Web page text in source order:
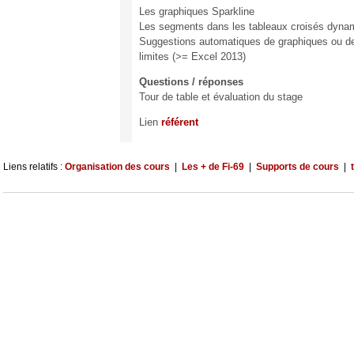
Les graphiques Sparkline
Les segments dans les tableaux croisés
Suggestions automatiques de graphiques ou
limites (>= Excel 2013)
Questions / réponses
Tour de table et évaluation du stage
Lien référent
Liens relatifs : Organisation des cours | Les + de Fi-69 | Supports de cours |